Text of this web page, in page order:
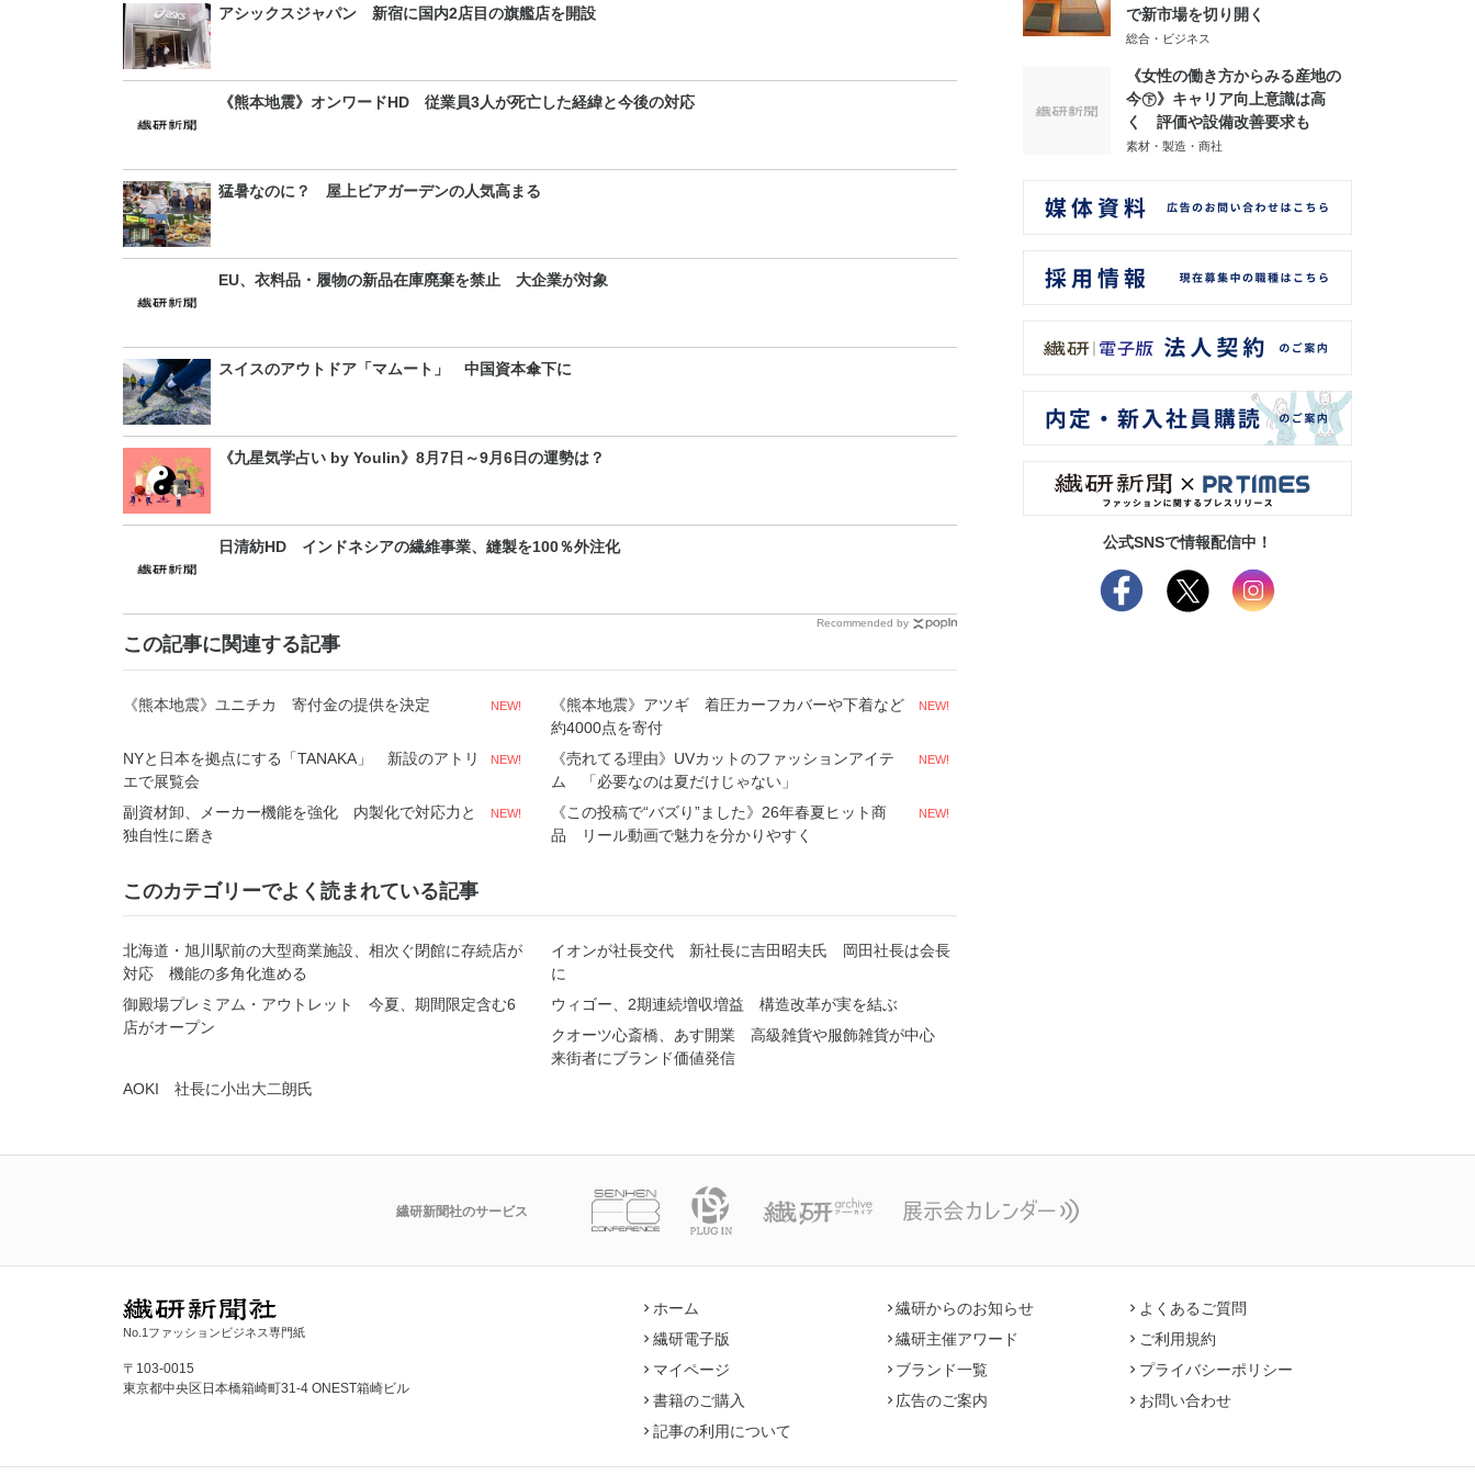
アシックスジャパン 新宿に国内2店目の旗艦店を開設
《熊本地震》オンワードHD 従業員3人が死亡した経緯と今後の対応
猛暑なのに？ 屋上ビアガーデンの人気高まる
EU、衣料品・履物の新品在庫廃棄を禁止 大企業が対象
スイスのアウトドア「マムート」 中国資本傘下に
《九星気学占い by Youlin》8月7日～9月6日の運勢は？
日清紡HD インドネシアの繊維事業、縫製を100％外注化
Recommended by
この記事に関連する記事
《熊本地震》ユニチカ 寄付金の提供を決定 NEW!
《熊本地震》アツギ 着圧カーフカバーや下着など
約4000点を寄付
NEW!
NYと日本を拠点にする「TANAKA」 新設のアトリ
エで展覧会
NEW!
《売れてる理由》UVカットのファッションアイテ
ム 「必要なのは夏だけじゃない」
NEW!
副資材卸、メーカー機能を強化 内製化で対応力と
独自性に磨き
NEW!
《この投稿で“バズり”ました》26年春夏ヒット商
品 リール動画で魅力を分かりやすく
NEW!
このカテゴリーでよく読まれている記事
北海道・旭川駅前の大型商業施設、相次ぐ閉館に存続店が
対応 機能の多角化進める
イオンが社長交代 新社長に吉田昭夫氏 岡田社長は会長
に
御殿場プレミアム・アウトレット 今夏、期間限定含む6
店がオープン
ウィゴー、2期連続増収増益 構造改革が実を結ぶ
クオーツ心斎橋、あす開業 高級雑貨や服飾雑貨が中心
来街者にブランド価値発信
AOKI 社長に小出大二朗氏
で新市場を切り開く
総合・ビジネス
《女性の働き方からみる産地の
今㊦》キャリア向上意識は高
く 評価や設備改善要求も
素材・製造・商社
公式SNSで情報配信中！
繊研新聞社のサービス
No.1ファッションビジネス専門紙
〒103-0015
東京都中央区日本橋箱崎町31-4 ONEST箱崎ビル
ホーム
繊研電子版
マイページ
書籍のご購入
記事の利用について
繊研からのお知らせ
繊研主催アワード
ブランド一覧
広告のご案内
よくあるご質問
ご利用規約
プライバシーポリシー
お問い合わせ